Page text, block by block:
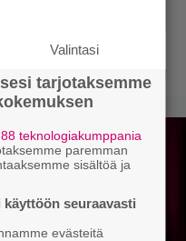
Pohjolalle –
kinoksia
Valintasi
tarjotaksemme
88 teknologiakumppania
paremman
sisältöä ja
seuraavasti
evästeitä